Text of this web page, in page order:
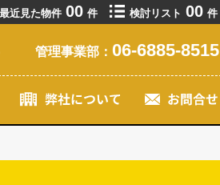
最近見た物件 00 件 検討リスト 00 件
管理事業部： 06-6885-8515